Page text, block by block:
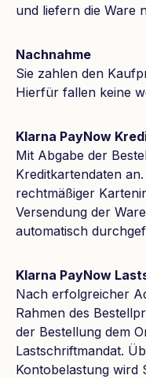
und liefern die Ware
Nachnahme
Sie zahlen den
Hierfür fallen keine
Klarna PayNow
Mit Abgabe der
Kreditkartendaten
rechtmäßiger
Versendung der
automatisch
Klarna PayNow
Nach erfolgreicher
Rahmen des
der Bestellung dem
Lastschriftmandat.
Kontobelastung wird